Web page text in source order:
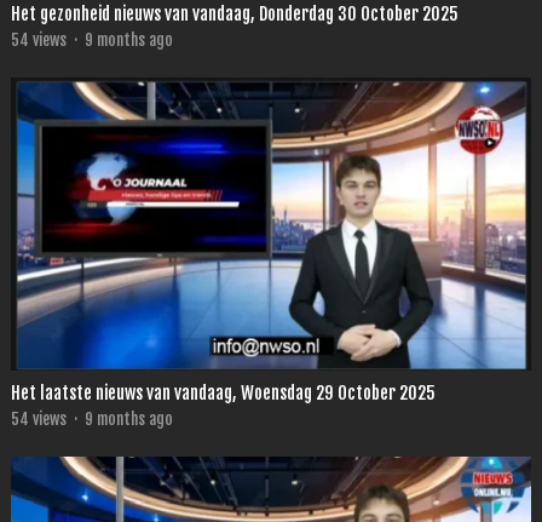
Het gezonheid nieuws van vandaag, Donderdag 30 October 2025
54 views · 9 months ago
Het laatste nieuws van vandaag, Woensdag 29 October 2025
54 views · 9 months ago